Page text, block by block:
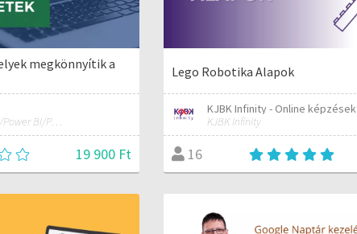
megkönnyítik a
MS Excel/Visual Basic/Power BI/Python adatelemzési szakértő
19 900 Ft
Lego Robotika Alapok
KJBK Infinity - Online képzések
KJBK Infinity
16